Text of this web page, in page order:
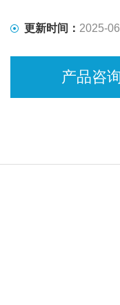
更新时间： 2025-
产品咨询